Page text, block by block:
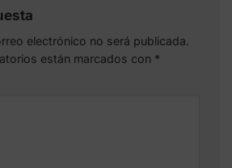
electrónico no será publicada.
están marcados con *